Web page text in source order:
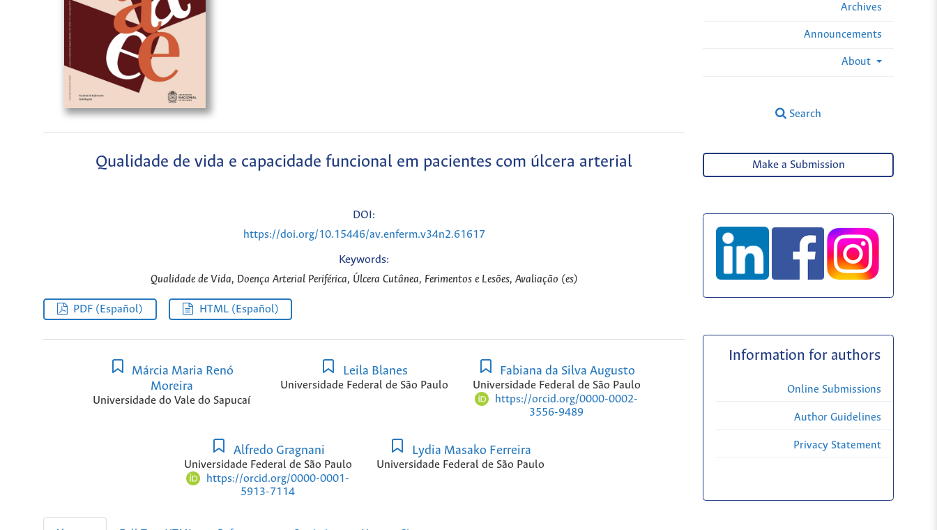
Archives
Announcements
About
Search
Qualidade de vida e capacidade funcional em pacientes com úlcera arterial
DOI:
https://doi.org/10.15446/av.enferm.v34n2.61617
Keywords:
Qualidade de Vida, Doença Arterial Periférica, Úlcera Cutânea, Ferimentos e Lesões, Avaliação (es)
PDF (Español) HTML (Español)
Márcia Maria Renó
Moreira
Universidade do Vale do Sapucaí
Leila Blanes
Universidade Federal de São Paulo
Fabiana da Silva Augusto
Universidade Federal de São Paulo
https://orcid.org/0000-0002-
3556-9489
Alfredo Gragnani
Universidade Federal de São Paulo
https://orcid.org/0000-0001-
5913-7114
Lydia Masako Ferreira
Universidade Federal de São Paulo
Make a Submission
Information for authors
Online Submissions
Author Guidelines
Privacy Statement